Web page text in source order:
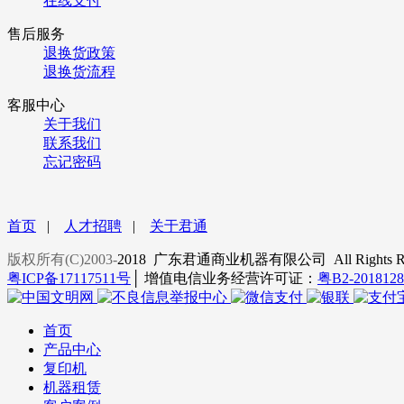
售后服务
退换货政策
退换货流程
客服中心
关于我们
联系我们
忘记密码
首页 | 人才招聘 | 关于君通
版权所有(C)2003-2018 广东君通商业机器有限公司 All Rights
粤ICP备17117511号 │ 增值电信业务经营许可证： 粤B2-
首页
产品中心
复印机
机器租赁